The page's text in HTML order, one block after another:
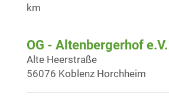
km
OG - Altenbergerhof e.V.
Alte Heerstraße
56076 Koblenz Horchheim